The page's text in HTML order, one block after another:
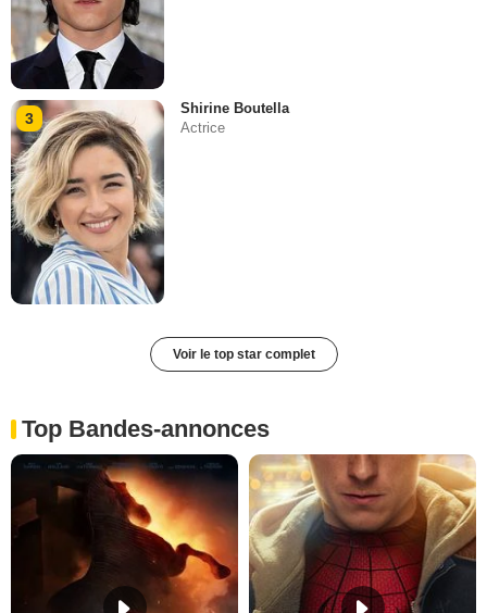
3
Shirine Boutella
Actrice
Voir le top star complet
Top Bandes-annonces